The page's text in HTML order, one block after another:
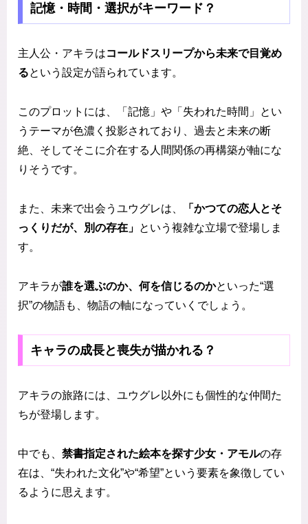
記憶・時間・選択がキーワード？
主人公・アキラはコールドスリープから未来で目覚め
るという設定が語られています。
このプロットには、「記憶」や「失われた時間」とい
うテーマが色濃く投影されており、過去と未来の断
絶、そしてそこに介在する人間関係の再構築が軸にな
りそうです。
また、未来で出会うユウグレは、
「かつての恋人とそ
っくりだが、別の存在」 という複雑な立場で登場しま
す。
アキラが誰を選ぶのか、何を信じるのかといった“選
択”の物語も、物語の軸になっていくでしょう。
キャラの成長と喪失が描かれる？
アキラの旅路には、ユウグレ以外にも個性的な仲間た
ちが登場します。
中でも、 禁書指定された絵本を探す少女・アモルの存
在は、“失われた文化”や“希望”という要素を象徴してい
るように思えます。